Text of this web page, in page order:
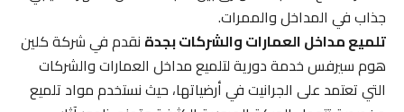
جذاب في المداخل والممرات.
تلميع مداخل العمارات والشركات بجدةنقدم في شركة كلين
هوم سيرفس خدمة دورية لتلميع مداخل العمارات والشركات
التي تعتمد على الجرانيت في أرضياتها، حيث نستخدم مواد تلميع